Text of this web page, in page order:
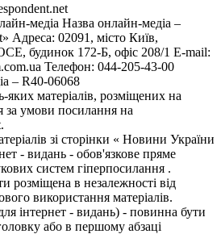
медіа Назва онлайн-медіа –
Адреса: 02091, місто Київ,
будинок 172-Б, офіс 208/1 E-mail:
Телефон: 044-205-43-00
– R40-06068
яких матеріалів, розміщених на
за умови посилання на
зі сторінки « Новини України
- видань - обов'язкове пряме
систем гіперпосилання .
розміщена в незалежності від
використання матеріалів.
інтернет - видань) - повинна бути
або в першому абзаці